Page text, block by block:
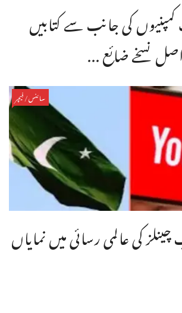
کمپنیوں کی جانب سے کتابیں
نسخے ضائع ...
سائنس/فیچر
چینلز کی عالمی رسائی میں نمایاں